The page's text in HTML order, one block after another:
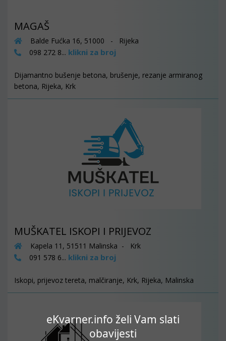
eKvarner.info želi Vam slati
obavijesti
MAGAŠ
Balde Fućka 16, 51000 - Rijeka
098 272 8... klikni za broj
Dijamantno bušenje betona, brušenje, rezanje armiranog
betona, Rijeka, Krk
MUŠKATEL ISKOPI I PRIJEVOZ
Kapela 11, 51511 Malinska - Krk
091 578 6... klikni za broj
Iskopi, prijevoz tereta, malčiranje, Krk, Rijeka, Malinska